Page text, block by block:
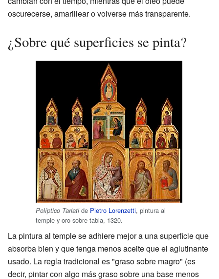
oscurecerse, amarillear o volverse más transparente.
¿Sobre qué superficies se pinta?
Políptico Tarlatide Pietro Lorenzetti, pintura al
temple y oro sobre tabla, 1320.
La pintura al temple se adhiere mejor a una superficie que
absorba bien y que tenga menos aceite que el aglutinante
usado. La regla tradicional es "graso sobre magro" (es
decir, pintar con algo más graso sobre una base menos